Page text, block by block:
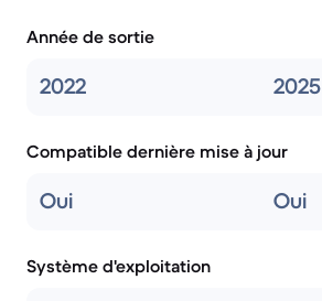
Année de sortie
2022 2025
Compatible dernière mise à jour
Oui Oui
Système d'exploitation